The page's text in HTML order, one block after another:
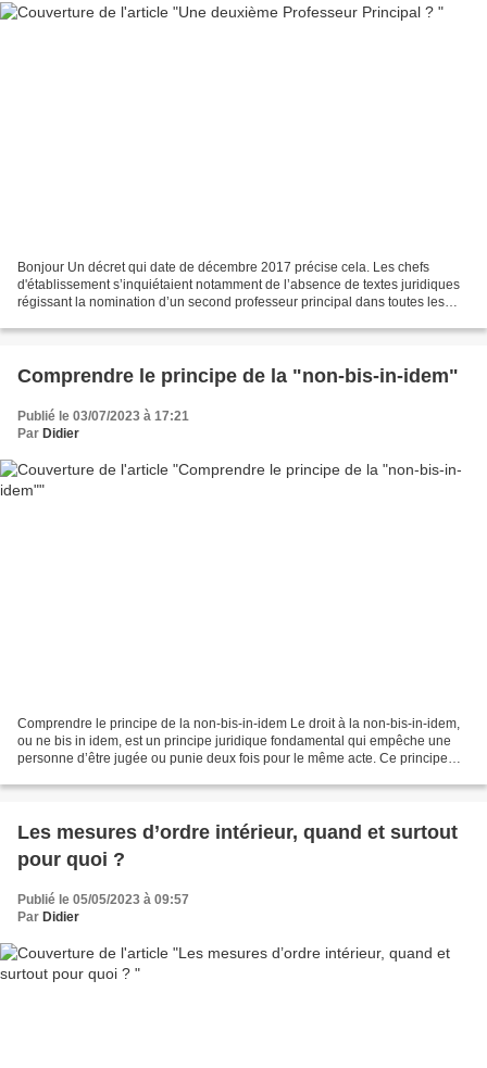
Bonjour Un décret qui date de décembre 2017 précise cela. Les chefs
d'établissement s’inquiétaient notamment de l’absence de textes juridiques
régissant la nomination d’un second professeur principal dans toutes les
Comprendre le principe de la "non-bis-in-idem"
Publié le 03/07/2023 à 17:21
Par Didier
Comprendre le principe de la non-bis-in-idem Le droit à la non-bis-in-idem,
ou ne bis in idem, est un principe juridique fondamental qui empêche une
personne d’être jugée ou punie deux fois pour le même acte. Ce principe
Les mesures d’ordre intérieur, quand et surtout
pour quoi ?
Publié le 05/05/2023 à 09:57
Par Didier